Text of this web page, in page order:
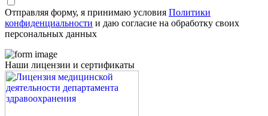
Отправляя форму, я принимаю условия Политики
конфиденциальности и даю согласие на обработку своих
персональных данных
Наши лицензии и сертификаты